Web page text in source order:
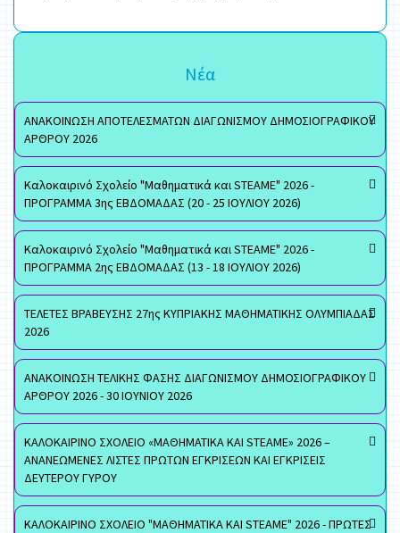
Νέα
ΑΝΑΚΟΙΝΩΣΗ ΑΠΟΤΕΛΕΣΜΑΤΩΝ ΔΙΑΓΩΝΙΣΜΟΥ ΔΗΜΟΣΙΟΓΡΑΦΙΚΟΥ
ΑΡΘΡΟΥ 2026
Καλοκαιρινό Σχολείο "Μαθηματικά και STEAME" 2026 -
ΠΡΟΓΡΑΜΜΑ 3ης ΕΒΔΟΜΑΔΑΣ (20 - 25 ΙΟΥΛΙΟΥ 2026)
Καλοκαιρινό Σχολείο "Μαθηματικά και STEAME" 2026 -
ΠΡΟΓΡΑΜΜΑ 2ης ΕΒΔΟΜΑΔΑΣ (13 - 18 ΙΟΥΛΙΟΥ 2026)
ΤΕΛΕΤΕΣ ΒΡΑΒΕΥΣΗΣ 27ης ΚΥΠΡΙΑΚΗΣ ΜΑΘΗΜΑΤΙΚΗΣ ΟΛΥΜΠΙΑΔΑΣ
2026
ΑΝΑΚΟΙΝΩΣΗ ΤΕΛΙΚΗΣ ΦΑΣΗΣ ΔΙΑΓΩΝΙΣΜΟΥ ΔΗΜΟΣΙΟΓΡΑΦΙΚΟΥ
ΑΡΘΡΟΥ 2026 - 30 ΙΟΥΝΙΟΥ 2026
ΚΑΛΟΚΑΙΡΙΝΟ ΣΧΟΛΕΙΟ «ΜΑΘΗΜΑΤΙΚΑ ΚΑΙ STEAME» 2026 –
ΑΝΑΝΕΩΜΕΝΕΣ ΛΙΣΤΕΣ ΠΡΩΤΩΝ ΕΓΚΡΙΣΕΩΝ ΚΑΙ ΕΓΚΡΙΣΕΙΣ
ΔΕΥΤΕΡΟΥ ΓΥΡΟΥ
ΚΑΛΟΚΑΙΡΙΝΟ ΣΧΟΛΕΙΟ "ΜΑΘΗΜΑΤΙΚΑ ΚΑΙ STEAME" 2026 - ΠΡΩΤΕΣ